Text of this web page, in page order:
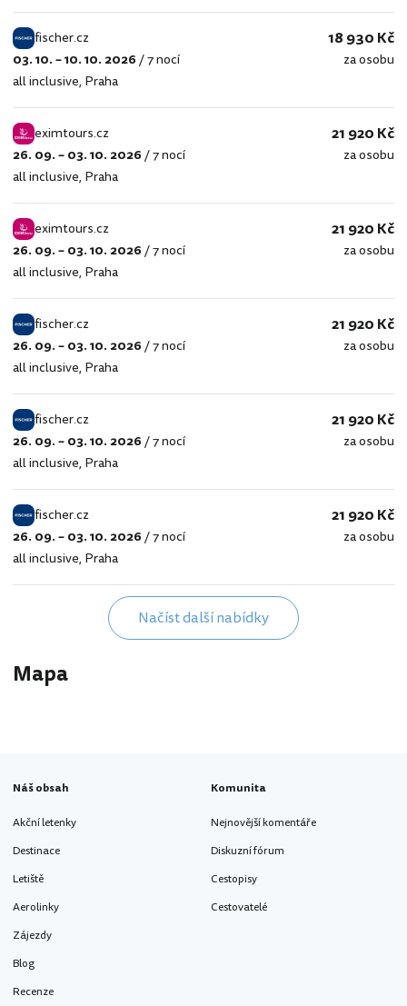
fischer.cz
fischer.cz
03. 10. – 10. 10. 2026/7 nocí
all inclusive, Praha
18 930 Kč
za osobu
eximtours.cz
eximtours.cz
26. 09. – 03. 10. 2026/7 nocí
all inclusive, Praha
21 920 Kč
za osobu
eximtours.cz
eximtours.cz
26. 09. – 03. 10. 2026/7 nocí
all inclusive, Praha
21 920 Kč
za osobu
fischer.cz
fischer.cz
26. 09. – 03. 10. 2026/7 nocí
all inclusive, Praha
21 920 Kč
za osobu
fischer.cz
fischer.cz
26. 09. – 03. 10. 2026/7 nocí
all inclusive, Praha
21 920 Kč
za osobu
fischer.cz
fischer.cz
26. 09. – 03. 10. 2026/7 nocí
all inclusive, Praha
21 920 Kč
za osobu
Načíst další nabídky
Mapa
Náš obsah
Akční letenky
Destinace
Letiště
Aerolinky
Zájezdy
Blog
Recenze
Komunita
Nejnovější komentáře
Diskuzní fórum
Cestopisy
Cestovatelé